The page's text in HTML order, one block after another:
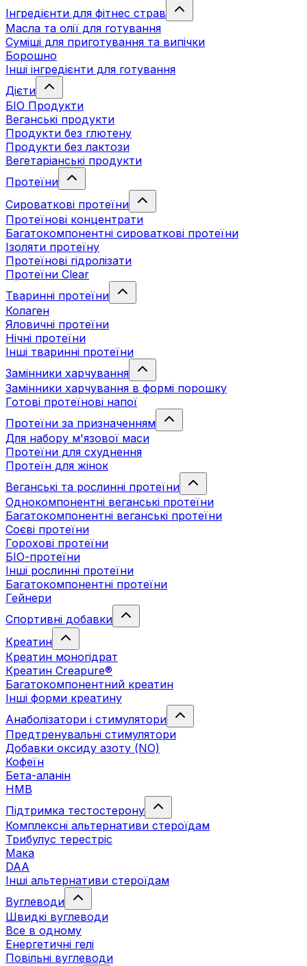
Інгредієнти для фітнес страв
Масла та олії для готування
Суміші для приготування та випічки
Борошно
Інші інгредієнти для готування
Дієти
БІО Продукти
Веганські продукти
Продукти без глютену
Продукти без лактози
Вегетаріанські продукти
Протеїни
Сироваткові протеїни
Протеїнові концентрати
Багатокомпонентні сироваткові протеїни
Ізоляти протеїну
Протеїнові гідролізати
Протеїни Clear
Тваринні протеїни
Колаген
Яловичні протеїни
Нічні протеїни
Інші тваринні протеїни
Замінники харчування
Замінники харчування в формі порошку
Готові протеїнові напої
Протеїни за призначенням
Для набору м'язової маси
Протеїни для схуднення
Протеїн для жінок
Веганські та рослинні протеїни
Однокомпонентні веганські протеїни
Багатокомпонентні веганські протеїни
Cоєві протеїни
Горохові протеїни
БІО-протеїни
Інші рослинні протеїни
Багатокомпонентні протеїни
Гейнери
Спортивні добавки
Креатин
Креатин моногідрат
Креатин Creapure®
Багатокомпонентний креатин
Інші форми креатину
Анаболізатори і стимулятори
Предтренувальні стимулятори
Добавки оксиду азоту (NO)
Кофеїн
Бета-аланін
HMB
Підтримка тестостерону
Комплексні альтернативи стероїдам
Трибулус терестріс
Мака
DAA
Інші альтернативи стероїдам
Вуглеводи
Швидкі вуглеводи
Все в одному
Енергетичні гелі
Повільні вуглеводи